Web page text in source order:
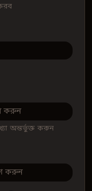
অন্তর্ভুক্ত করুন